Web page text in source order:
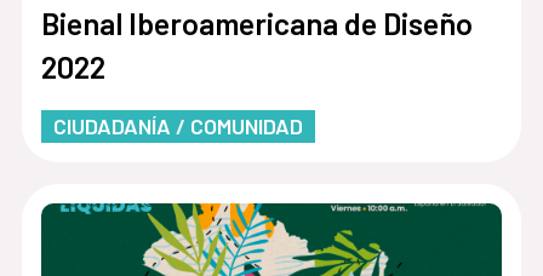
Bienal Iberoamericana de Diseño
2022
CIUDADANÍA / COMUNIDAD